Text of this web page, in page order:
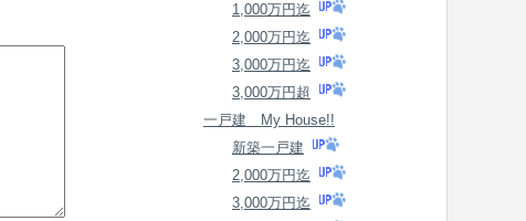
1,000万円迄
2,000万円迄
3,000万円迄
3,000万円超
一戸建 My House!!
新築一戸建
2,000万円迄
3,000万円迄